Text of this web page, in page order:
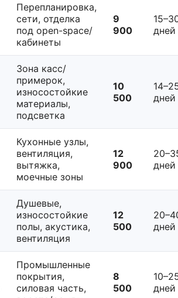
Перепланировка,
сети, отделка
под open-space/
кабинеты
9
900
дней
Зона касс/
примерок,
износостойкие
материалы,
подсветка
10
500
дней
Кухонные узлы,
вентиляция,
вытяжка,
моечные зоны
12
900
дней
Душевые,
износостойкие
полы, акустика,
вентиляция
12
500
дней
Промышленные
покрытия,
силовая часть,
8
500
дней